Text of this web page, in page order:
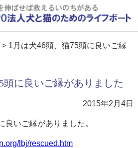
> 1月は犬46頭、猫75頭に良いご縁
頭に良いご縁がありました
2015年2月4日
良いご縁がありました。
lbj/rescued.htm